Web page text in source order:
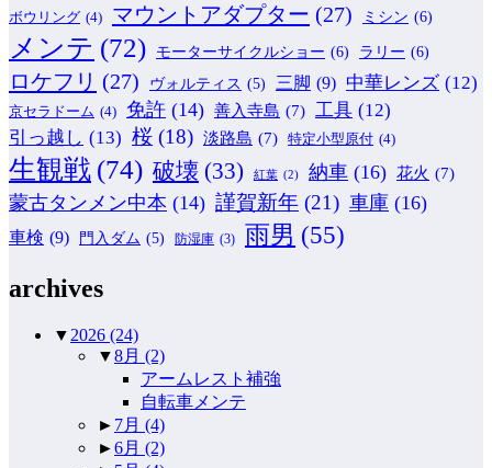
ボウリング (4) マウントアダプター (27) ミシン (6)
メンテ (72) モーターサイクルショー (6) ラリー (6)
ロケフリ (27) ヴォルティス (5) 三脚 (9) 中華レンズ (12)
京セラドーム (4) 免許 (14) 善入寺島 (7) 工具 (12)
引っ越し (13) 桜 (18) 淡路島 (7) 特定小型原付 (4)
生観戦 (74) 破壊 (33) 紅葉 (2) 納車 (16) 花火 (7)
蒙古タンメン中本 (14) 謹賀新年 (21) 車庫 (16)
車検 (9) 門入ダム (5) 防湿庫 (3) 雨男 (55)
archives
▼ 2026 (24)
▼8月 (2)
アームレスト補強
自転車メンテ
► 7月 (4)
►6月 (2)